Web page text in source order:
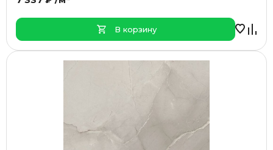
В корзину